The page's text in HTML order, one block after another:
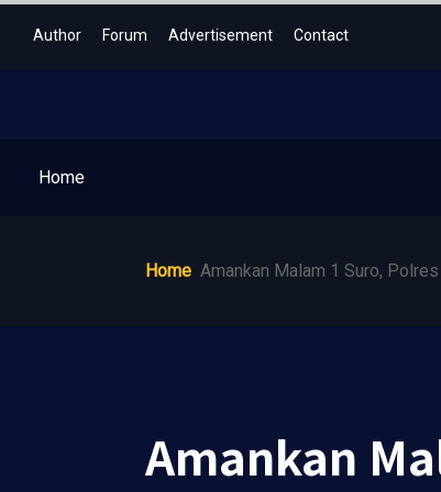
Author Forum Advertisement Contact
Home
Home Amankan Malam 1 Suro,
Amankan